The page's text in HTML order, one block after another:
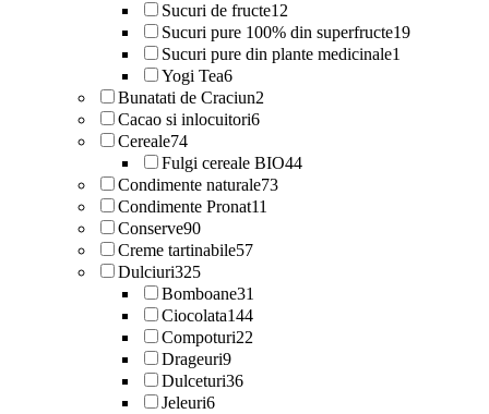
Sucuri de fructe12
Sucuri pure 100% din superfructe19
Sucuri pure din plante medicinale1
Yogi Tea6
Bunatati de Craciun2
Cacao si inlocuitori6
Cereale74
Fulgi cereale BIO44
Condimente naturale73
Condimente Pronat11
Conserve90
Creme tartinabile57
Dulciuri325
Bomboane31
Ciocolata144
Compoturi22
Drageuri9
Dulceturi36
Jeleuri6